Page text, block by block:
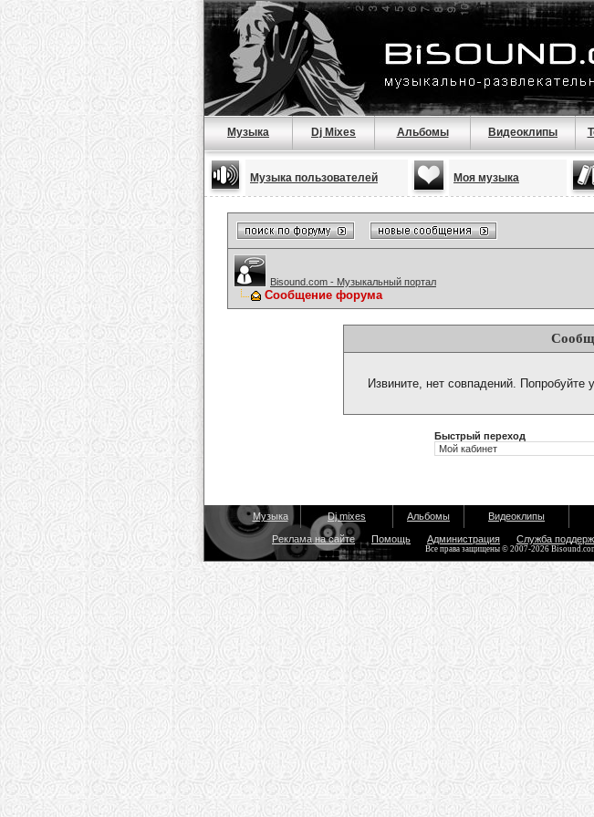
Музыка Dj Mixes Альбомы Видеоклипы
Музыка пользователей Моя музыка
Bisound.com - Музыкальный портал
Сообщение форума
Извините, нет совпадений. Попробуйте
Быстрый переход
Музыка Dj mixes Альбомы Видеоклипы
Реклама на сайте Помощь Администрация Служба
Все права защищены © 2007-2026